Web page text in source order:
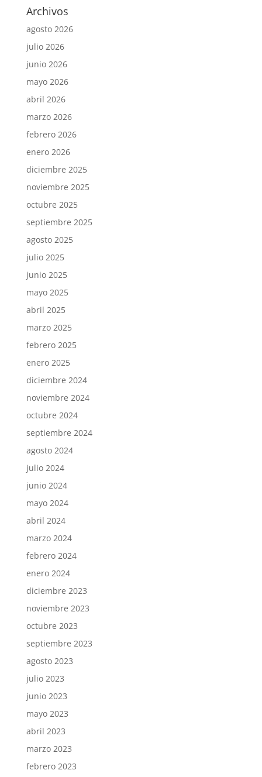
Archivos
agosto 2026
julio 2026
junio 2026
mayo 2026
abril 2026
marzo 2026
febrero 2026
enero 2026
diciembre 2025
noviembre 2025
octubre 2025
septiembre 2025
agosto 2025
julio 2025
junio 2025
mayo 2025
abril 2025
marzo 2025
febrero 2025
enero 2025
diciembre 2024
noviembre 2024
octubre 2024
septiembre 2024
agosto 2024
julio 2024
junio 2024
mayo 2024
abril 2024
marzo 2024
febrero 2024
enero 2024
diciembre 2023
noviembre 2023
octubre 2023
septiembre 2023
agosto 2023
julio 2023
junio 2023
mayo 2023
abril 2023
marzo 2023
febrero 2023